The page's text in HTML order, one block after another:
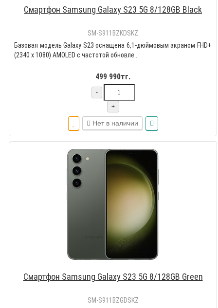
Смартфон Samsung Galaxy S23 5G 8/128GB Black
SM-S911BZKDSKZ
Базовая модель Galaxy S23 оснащена 6,1-дюймовым экраном FHD+
(2340 x 1080) AMOLED с частотой обновле..
499 990тг.
-
+
Нет в наличии
Смартфон Samsung Galaxy S23 5G 8/128GB Green
SM-S911BZGDSKZ